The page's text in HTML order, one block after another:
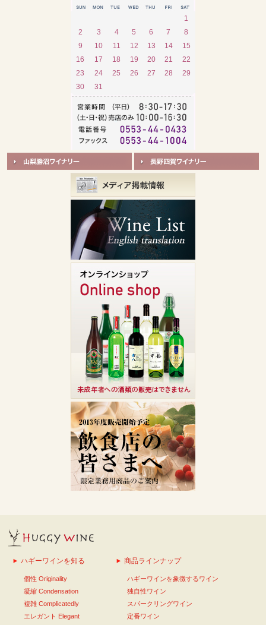
1
2
3 4 5 6 7
8
9
10 11 12 13 14
15
16
17 18 19 20 21
22
23
24 25 26 27 28
29
30
31
ハギーワインを知る
個性 Originality
凝縮 Condensation
複雑 Complicatedly
エレガント Elegant
商品ラインナップ
ハギーワインを象徴するワイン
独自性ワイン
スパークリングワイン
定番ワイン